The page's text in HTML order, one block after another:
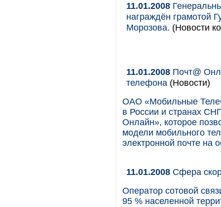
11.01.2008
награждён грамотой
Морозова. (Новости
11.01.2008 Почт@
телефона (Новости)
ОАО «Мобильные
в России и странах
Онлайн», которое
модели мобильного
электронной почте на
11.01.2008 Сфера
Оператор сотовой
95 % населенной